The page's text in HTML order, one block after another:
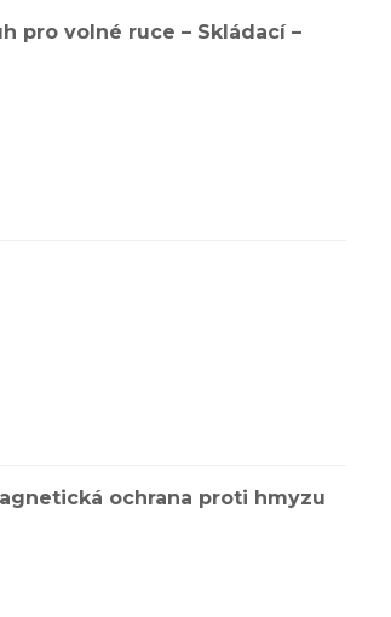
pro volné ruce – Skládací –
ochrana proti hmyzu